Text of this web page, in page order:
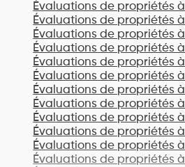
Évaluations de propriétés à
Évaluations de propriétés à
Évaluations de propriétés à
Évaluations de propriétés à
Évaluations de propriétés à
Évaluations de propriétés à
Évaluations de propriétés à
Évaluations de propriétés à
Évaluations de propriétés à
Évaluations de propriétés à
Évaluations de propriétés à
Évaluations de propriétés à